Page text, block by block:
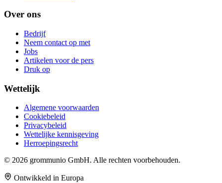
Over ons
Bedrijf
Neem contact op met
Jobs
Artikelen voor de pers
Druk op
Wettelijk
Algemene voorwaarden
Cookiebeleid
Privacybeleid
Wettelijke kennisgeving
Herroepingsrecht
© 2026 grommunio GmbH. Alle rechten voorbehouden.
Ontwikkeld in Europa